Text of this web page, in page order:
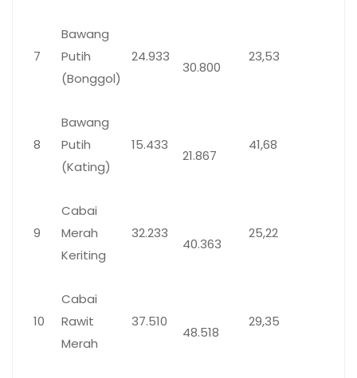
7
Bawang
Putih
(Bonggol)
24.933
30.800
23,53
8
Bawang
Putih
(Kating)
15.433
21.867
41,68
9
Cabai
Merah
Keriting
32.233
40.363
25,22
10
Cabai
Rawit
Merah
37.510
48.518
29,35